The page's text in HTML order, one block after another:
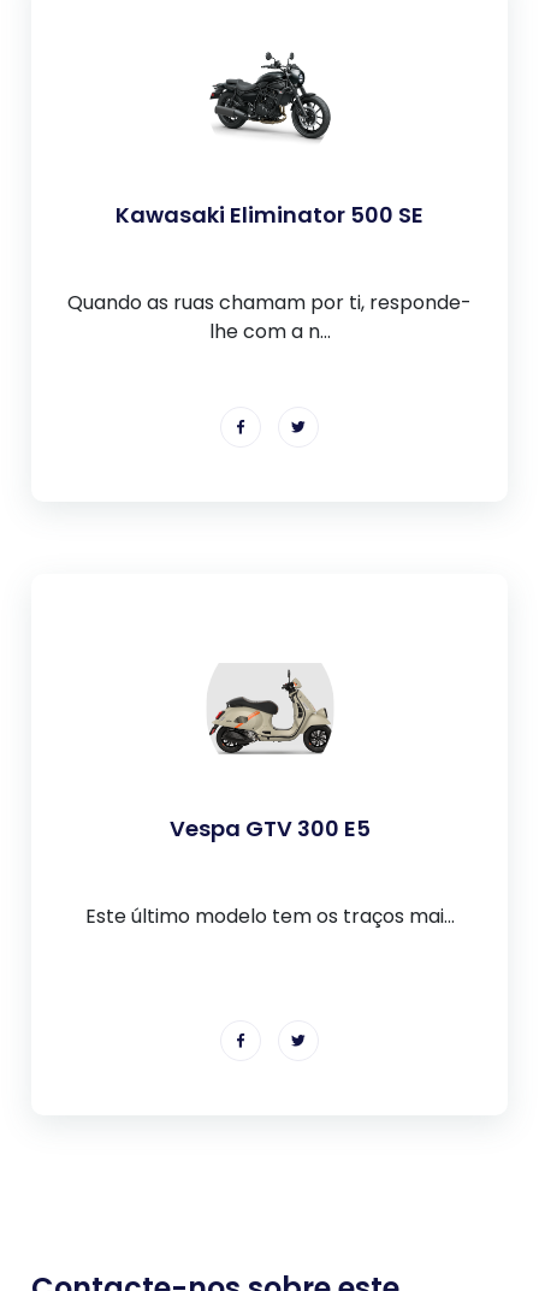
Kawasaki Eliminator 500 SE
Quando as ruas chamam por ti, responde-
lhe com a n...
Vespa GTV 300 E5
Este último modelo tem os traços mai...